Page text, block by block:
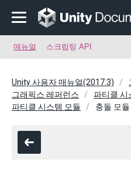
매뉴얼 스크립팅 API
Unity 사용자 매뉴얼(2017.3)
그래픽스 레퍼런스
파티클 시
파티클 시스템 모듈
충돌 모듈